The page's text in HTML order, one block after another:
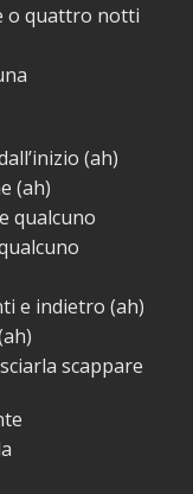
o quattro notti
(ah)
(ah)
qualcuno
e indietro (ah)
scappare